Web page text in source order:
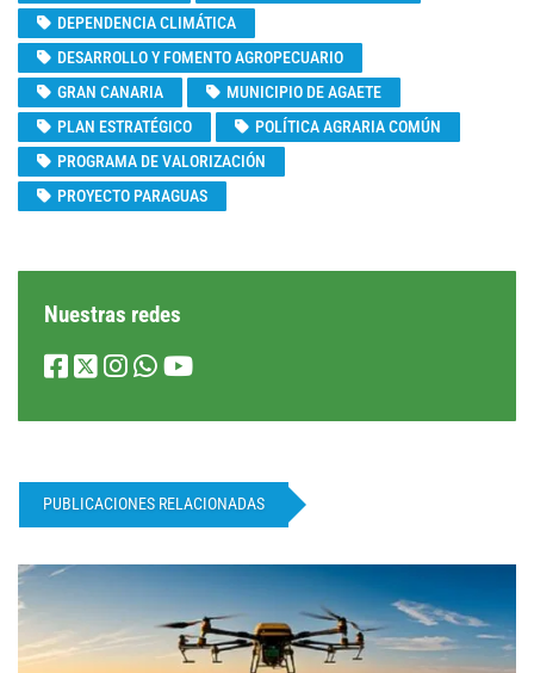
DEPENDENCIA CLIMÁTICA
DESARROLLO Y FOMENTO AGROPECUARIO
GRAN CANARIA
MUNICIPIO DE AGAETE
PLAN ESTRATÉGICO
POLÍTICA AGRARIA COMÚN
PROGRAMA DE VALORIZACIÓN
PROYECTO PARAGUAS
Nuestras redes
PUBLICACIONES RELACIONADAS